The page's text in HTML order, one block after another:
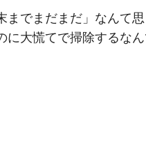
までまだまだ」なんて
に大慌てで掃除するな